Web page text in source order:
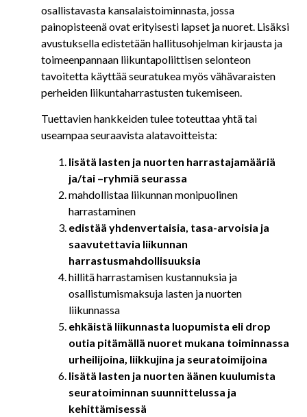
osallistavasta kansalaistoiminnasta, jossa
painopisteenä ovat erityisesti lapset ja nuoret. Lisäksi
avustuksella edistetään hallitusohjelman kirjausta ja
toimeenpannaan liikuntapoliittisen selonteon
tavoitetta käyttää seuratukea myös vähävaraisten
perheiden liikuntaharrastusten tukemiseen.
Tuettavien hankkeiden tulee toteuttaa yhtä tai
useampaa seuraavista alatavoitteista:
lisätä lasten ja nuorten harrastajamääriä
ja/tai –ryhmiä seurassa
mahdollistaa liikunnan monipuolinen
harrastaminen
edistää yhdenvertaisia, tasa-arvoisia ja
saavutettavia liikunnan
harrastusmahdollisuuksia
hillitä harrastamisen kustannuksia ja
osallistumismaksuja lasten ja nuorten
liikunnassa
ehkäistä liikunnasta luopumista eli drop
outia pitämällä nuoret mukana toiminnassa
urheilijoina, liikkujina ja seuratoimijoina
lisätä lasten ja nuorten äänen kuulumista
seuratoiminnan suunnittelussa ja
kehittämisessä